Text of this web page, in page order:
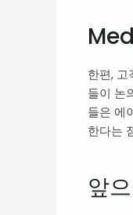
한편,
들이 논
들은 에
한다는
앞